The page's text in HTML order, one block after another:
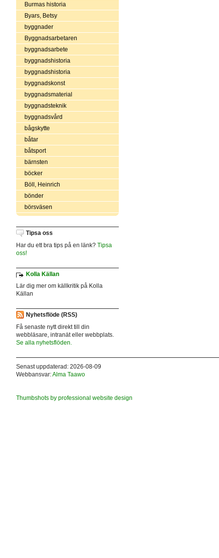
Burmas historia
Byars, Betsy
byggnader
Byggnadsarbetaren
byggnadsarbete
byggnadshistoria
byggnadshistoria
byggnadskonst
byggnadsmaterial
byggnadsteknik
byggnadsvård
bågskytte
båtar
båtsport
bärnsten
böcker
Böll, Heinrich
bönder
börsväsen
Tipsa oss
Har du ett bra tips på en länk? Tipsa
oss!
Kolla Källan
Lär dig mer om källkritik på Kolla
Källan
Nyhetsflöde (RSS)
Få senaste nytt direkt till din
webbläsare, intranät eller webbplats.
Se alla nyhetsflöden.
Senast uppdaterad: 2026-08-09
Webbansvar:Alma Taawo
Thumbshots by professional website design